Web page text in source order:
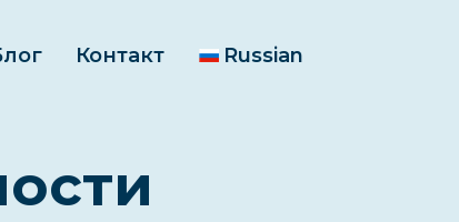
Контакт Russian